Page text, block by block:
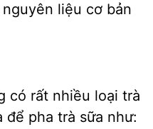
liệu cơ bản
có rất nhiều loại trà
để pha trà sữa như: